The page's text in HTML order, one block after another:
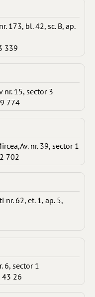
173, bl. 42, sc. B, ap.
339
nr. 15, sector 3
774
nr. 39, sector 1
702
nr. 62, et. 1, ap. 5,
6, sector 1
26